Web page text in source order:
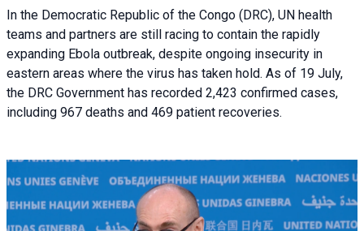
In the Democratic Republic of the Congo (DRC), UN health
teams and partners are still racing to contain the rapidly
expanding Ebola outbreak, despite ongoing insecurity in
eastern areas where the virus has taken hold. As of 19 July,
the DRC Government has recorded 2,423 confirmed cases,
including 967 deaths and 469 patient recoveries.